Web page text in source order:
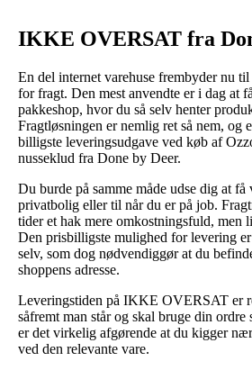
IKKE OVERSAT fra
En del internet varehuse frembyder nu
for fragt. Den mest anvendte er i dag at
pakkeshop, hvor du så selv henter
Fragtløsningen er nemlig ret så nem, og
billigste leveringsudgave ved køb af
nusseklud fra Done by Deer.
Du burde på samme måde udse dig at
privatbolig eller til når du er på job.
tider et hak mere omkostningsfuld, men
Den prisbilligste mulighed for levering
selv, som dog nødvendiggør at du
shoppens adresse.
Leveringstiden på IKKE OVERSAT er
såfremt man står og skal bruge din ordre
er det virkelig afgørende at du kigger
ved den relevante vare.